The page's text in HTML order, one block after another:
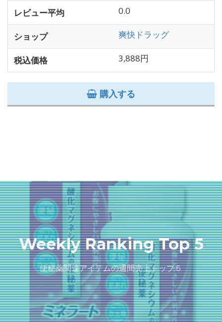
レビュー平均 0.0
ショップ 爽快ドラッグ
税込価格 3,888円
購入する
Weekly Ranking Top 5
便秘薬関連アイテムの週間売上トップ５